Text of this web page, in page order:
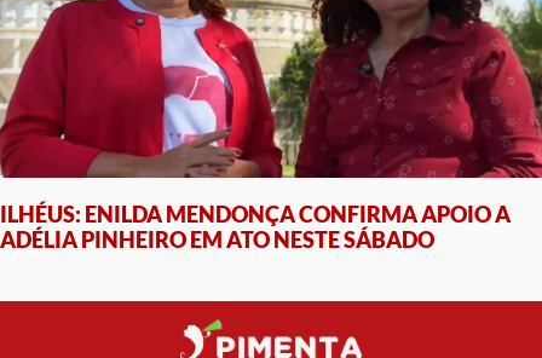
ILHÉUS: ENILDA MENDONÇA CONFIRMA APOIO A
ADÉLIA PINHEIRO EM ATO NESTE SÁBADO